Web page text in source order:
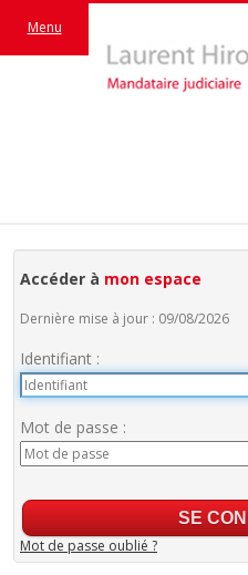
Menu
Accéder à mon espace
Dernière mise à jour : 09/08/2026
Identifiant :
Mot de passe :
Mot de passe oublié ?